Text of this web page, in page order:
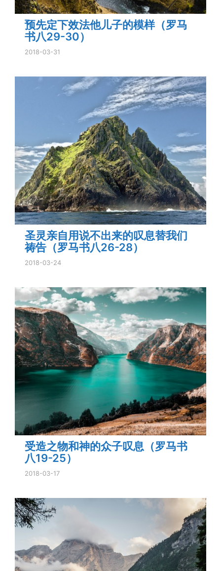
预先定下效法他儿子的模样（罗马
书八29-30）
2018-03-31
圣灵亲自用说不出来的叹息替我们
祷告（罗马书八26-28）
2018-03-24
受造之物和神的众子叹息（罗马书
八19-25）
2018-03-17